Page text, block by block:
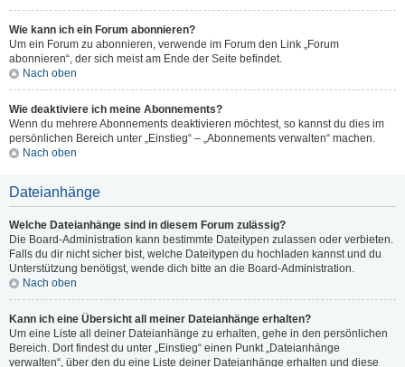
Wie kann ich ein Forum abonnieren?
Um ein Forum zu abonnieren, verwende im Forum den Link „Forum
abonnieren“, der sich meist am Ende der Seite befindet.
Nach oben
Wie deaktiviere ich meine Abonnements?
Wenn du mehrere Abonnements deaktivieren möchtest, so kannst du dies im
persönlichen Bereich unter „Einstieg“ – „Abonnements verwalten“ machen.
Nach oben
Dateianhänge
Welche Dateianhänge sind in diesem Forum zulässig?
Die Board-Administration kann bestimmte Dateitypen zulassen oder verbieten.
Falls du dir nicht sicher bist, welche Dateitypen du hochladen kannst und du
Unterstützung benötigst, wende dich bitte an die Board-Administration.
Nach oben
Kann ich eine Übersicht all meiner Dateianhänge erhalten?
Um eine Liste all deiner Dateianhänge zu erhalten, gehe in den persönlichen
Bereich. Dort findest du unter „Einstieg“ einen Punkt „Dateianhänge
verwalten“, über den du eine Liste deiner Dateianhänge erhalten und diese